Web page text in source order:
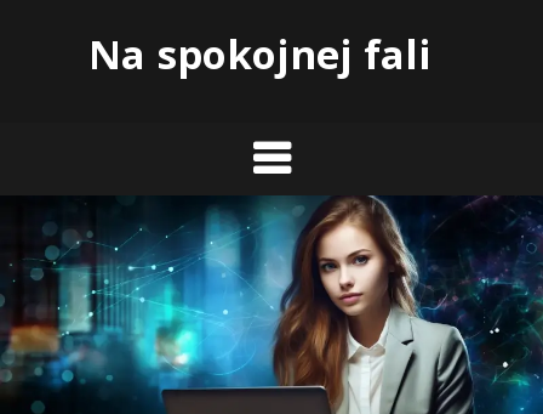
Na spokojnej fali